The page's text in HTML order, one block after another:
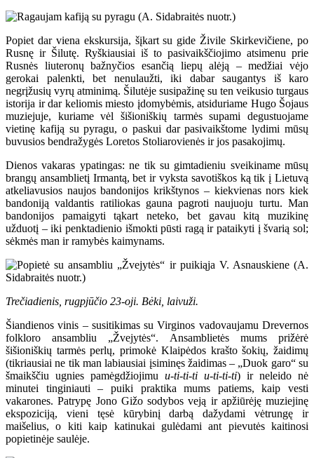
Popiet dar viena ekskursija, šįkart su gide Živile Skirkevičiene, po
Rusnę ir Šilutę. Ryškiausiai iš to pasivaikščiojimo atsimenu prie
Rusnės liuteronų bažnyčios esančią liepų alėją – medžiai vėjo
gerokai palenkti, bet nenulaužti, iki dabar saugantys iš karo
negrįžusių vyrų atminimą. Šilutėje susipažinę su ten veikusio turgaus
istorija ir dar keliomis miesto įdomybėmis, atsiduriame Hugo Šojaus
muziejuje, kuriame vėl šišioniškių tarmės supami degustuojame
vietinę kafiją su pyragu, o paskui dar pasivaikštome lydimi mūsų
buvusios bendražygės Loretos Stoliarovienės ir jos pasakojimų.
Dienos vakaras ypatingas: ne tik su gimtadieniu sveikiname mūsų
brangų ansamblietį Irmantą, bet ir vyksta savotiškos ką tik į Lietuvą
atkeliavusios naujos bandonijos krikštynos – kiekvienas nors kiek
bandoniją valdantis ratiliokas gauna pagroti naujuoju turtu. Man
bandonijos pamaigyti tąkart neteko, bet gavau kitą muzikinę
užduotį – iki penktadienio išmokti pūsti ragą ir pataikyti į švarią sol;
sėkmės man ir ramybės kaimynams.
Trečiadienis, rugpjūčio 23-oji. Bėki, laivuži.
Šiandienos vinis – susitikimas su Virginos vadovaujamu Drevernos
folkloro ansambliu „Žvejytės“. Ansamblietės mums prižėrė
šišioniškių tarmės perlų, primokė Klaipėdos krašto šokių, žaidimų
(tikriausiai ne tik man labiausiai įsiminęs žaidimas – „Duok garo“ su
šmaikščiu ugnies pamėgdžiojimu u-ti-ti-ti u-ti-ti-ti) ir neleido nė
minutei tinginiauti – puiki praktika mums patiems, kaip vesti
vakarones. Patrypę Jono Gižo sodybos veją ir apžiūrėję muziejinę
ekspoziciją, vieni tęsė kūrybinį darbą dažydami vėtrungę ir
maišelius, o kiti kaip katinukai gulėdami ant pievutės kaitinosi
popietinėje saulėje.